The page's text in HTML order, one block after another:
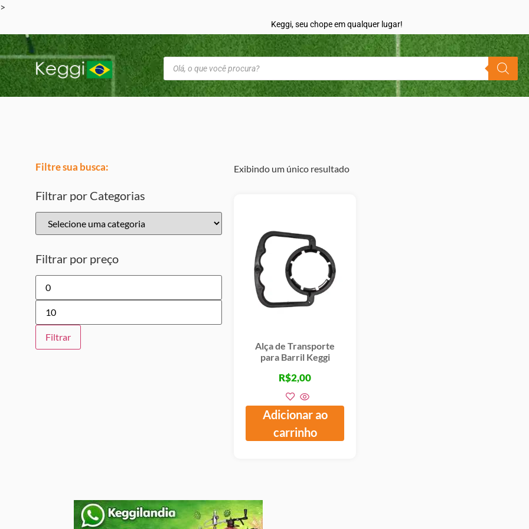
>
Keggi, seu chope em qualquer lugar!
Filtre sua busca:
Filtrar por Categorias
Filtrar por preço
Filtrar
Exibindo um único resultado
Alça de Transporte
para Barril Keggi
R$2,00
Adicionar ao
carrinho